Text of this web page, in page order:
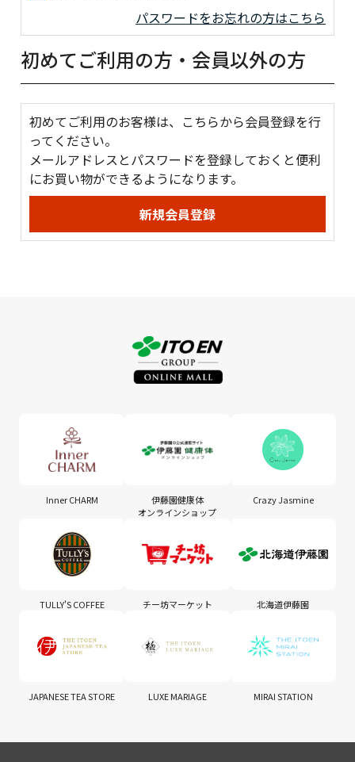
パスワードをお忘れの方はこちら
初めてご利用の方・会員以外の方
初めてご利用のお客様は、こちらから会員登録を行
ってください。
メールアドレスとパスワードを登録しておくと便利
にお買い物ができるようになります。
Inner CHARM
伊藤園健康体
オンラインショップ
Crazy Jasmine
TULLY'S COFFEE チー坊マーケット 北海道伊藤園
JAPANESE TEA STORE LUXE MARIAGE MIRAI STATION